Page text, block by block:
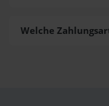
Welche